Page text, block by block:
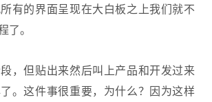
有的界面呈现在大白板之上我们就不
了。
，但贴出来然后叫上产品和开发过来
。这件事很重要，为什么？因为这样